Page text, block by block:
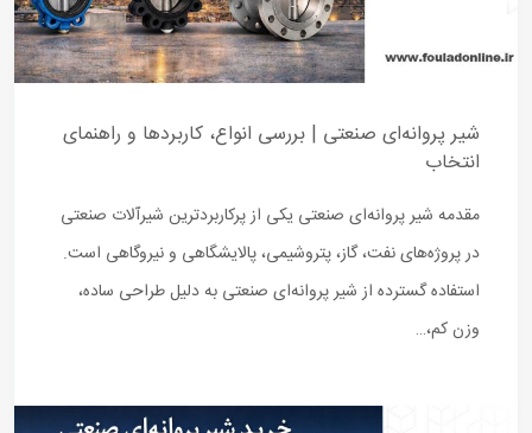
شیر پروانه‌ای صنعتی | بررسی انواع، کاربردها و راهنمای
انتخاب
مقدمه شیر پروانه‌ای صنعتی یکی از پرکاربردترین شیرآلات صنعتی
در پروژه‌های نفت، گاز، پتروشیمی، پالایشگاهی و نیروگاهی است.
استفاده گسترده از شیر پروانه‌ای صنعتی به دلیل طراحی ساده،
وزن کم،…